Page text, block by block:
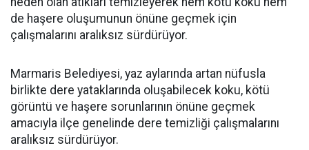
de haşere oluşumunun önüne geçmek için
çalışmalarını aralıksız sürdürüyor.
Marmaris Belediyesi, yaz aylarında artan nüfusla
birlikte dere yataklarında oluşabilecek koku, kötü
görüntü ve haşere sorunlarının önüne geçmek
amacıyla ilçe genelinde dere temizliği çalışmalarını
aralıksız sürdürüyor.